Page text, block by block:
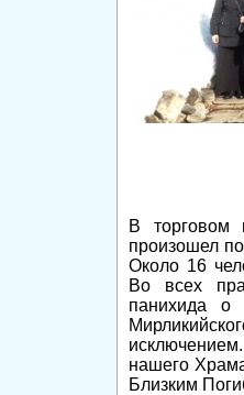
В торговом
произошел
Около 16
Во всех
панихида о
нашего
Близким